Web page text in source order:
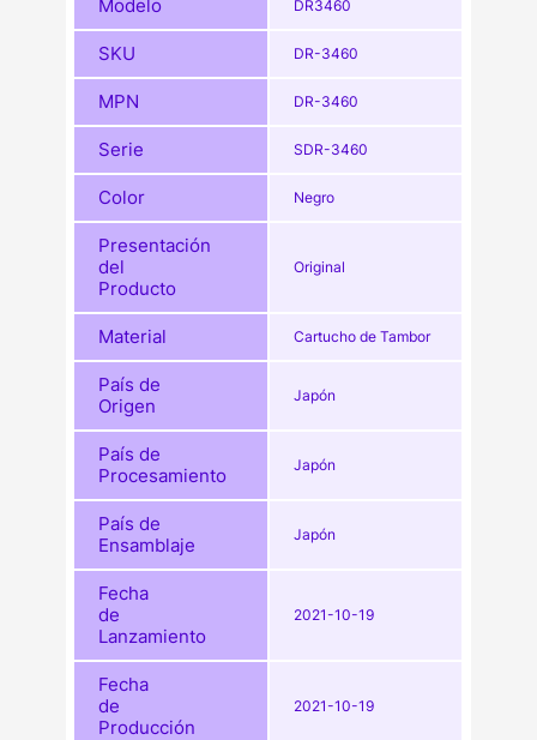
Modelo DR3460
SKU DR-3460
MPN DR-3460
Serie SDR-3460
Color Negro
Presentación
del
Producto
Original
Material Cartucho de Tambor
País de
Origen
Japón
País de
Procesamiento
Japón
País de
Ensamblaje
Japón
Fecha
de
Lanzamiento
2021-10-19
Fecha
de
Producción
2021-10-19